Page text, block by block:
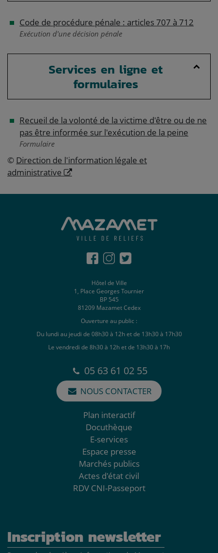
Code de procédure pénale : articles 707 à 712
Exécution d'une décision pénale
Services en ligne et
formulaires
Recueil de la volonté de la victime d'être ou de ne
pas être informée sur l'exécution de la peine
Formulaire
© Direction de l'information légale et
administrative
Hôtel de Ville
1, Place Georges Tournier
BP 545
81209 Mazamet Cedex
Ouverture au public :
Du lundi au jeudi de 08h30 à 12h et de 13h30 à 17h30
Le vendredi de 8h30 à 12h et de 13h30 à 17h
05 63 61 02 55
NOUS CONTACTER
Plan interactif
Docuthèque
E-services
Espace presse
Marchés publics
Actes d'état civil
RDV CNI-Passeport
Inscription newsletter